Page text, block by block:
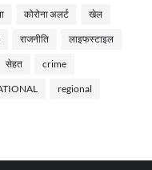
कोरोना अलर्ट खेल
राजनीति लाइफस्टाइल
सेहत crime
regional